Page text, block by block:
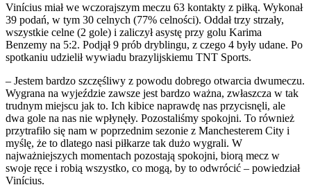
Vinícius miał we wczorajszym meczu 63 kontakty z piłką. Wykonał
39 podań, w tym 30 celnych (77% celności). Oddał trzy strzały,
wszystkie celne (2 gole) i zaliczył asystę przy golu Karima
Benzemy na 5:2. Podjął 9 prób dryblingu, z czego 4 były udane. Po
spotkaniu udzielił wywiadu brazylijskiemu TNT Sports.
– Jestem bardzo szczęśliwy z powodu dobrego otwarcia dwumeczu.
Wygrana na wyjeździe zawsze jest bardzo ważna, zwłaszcza w tak
trudnym miejscu jak to. Ich kibice naprawdę nas przycisnęli, ale
dwa gole na nas nie wpłynęły. Pozostaliśmy spokojni. To również
przytrafiło się nam w poprzednim sezonie z Manchesterem City i
myślę, że to dlatego nasi piłkarze tak dużo wygrali. W
najważniejszych momentach pozostają spokojni, biorą mecz w
swoje ręce i robią wszystko, co mogą, by to odwrócić – powiedział
Vinícius.